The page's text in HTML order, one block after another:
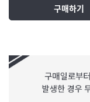
구매하기